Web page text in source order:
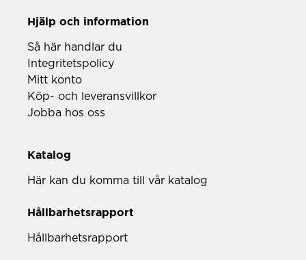
Hjälp och information
Så här handlar du
Integritetspolicy
Mitt konto
Köp- och leveransvillkor
Jobba hos oss
Katalog
Här kan du komma till vår katalog
Hållbarhetsrapport
Hållbarhetsrapport